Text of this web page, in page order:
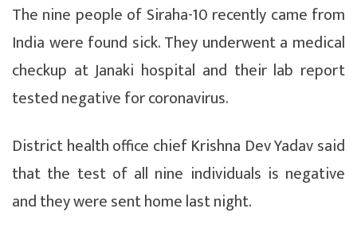
The nine people of Siraha-10 recently came from
India were found sick. They underwent a medical
checkup at Janaki hospital and their lab report
tested negative for coronavirus.
District health office chief Krishna Dev Yadav said
that the test of all nine individuals is negative
and they were sent home last night.